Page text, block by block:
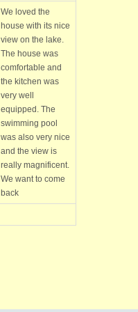
We loved the
house with its nice
view on the lake.
The house was
comfortable and
the kitchen was
very well
equipped. The
swimming pool
was also very nice
and the view is
really magnificent.
We want to come
back